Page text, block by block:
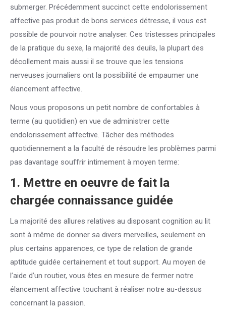
submerger. Précédemment succinct cette endolorissement
affective pas produit de bons services détresse, il vous est
possible de pourvoir notre analyser. Ces tristesses principales
de la pratique du sexe, la majorité des deuils, la plupart des
décollement mais aussi il se trouve que les tensions
nerveuses journaliers ont la possibilité de empaumer une
élancement affective.
Nous vous proposons un petit nombre de confortables à
terme (au quotidien) en vue de administrer cette
endolorissement affective. Tâcher des méthodes
quotidiennement a la faculté de résoudre les problèmes parmi
pas davantage souffrir intimement à moyen terme:
1. Mettre en oeuvre de fait la
chargée connaissance guidée
La majorité des allures relatives au disposant cognition au lit
sont à même de donner sa divers merveilles, seulement en
plus certains apparences, ce type de relation de grande
aptitude guidée certainement et tout support. Au moyen de
l’aide d’un routier, vous êtes en mesure de fermer notre
élancement affective touchant à réaliser notre au-dessus
concernant la passion.